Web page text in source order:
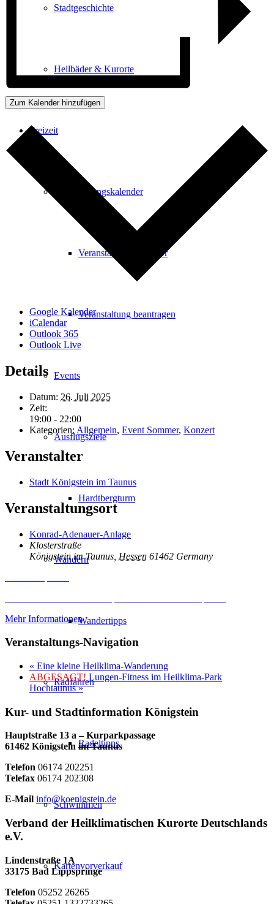
Stadtgeschichte
Heilbäder & Kurorte
Freizeit
Veranstaltungskalender
Veranstaltungskalender
Veranstaltung beantragen
Events
Ausflugsziele
Hardtbergturm
Wandern
Wandertipps
Radfahren
Radeltipps
Schwimmen
Kartenvorverkauf
Zum Kalender hinzufügen
Google Kalender
iCalendar
Outlook 365
Outlook Live
Details
Datum: 26. Juli 2025
Zeit:
19:00 - 22:00
Kategorien: Allgemein, Event Sommer, Konzert
Veranstalter
Stadt Königstein im Taunus
Veranstaltungsort
Konrad-Adenauer-Anlage
Klosterstraße
Königstein im Taunus Hessen 61462 Germany
Mehr Informationen
Veranstaltungs-Navigation
« Eine kleine Heilklima-Wanderung
ABGESAGT! Lungen-Fitness im Heilklima-Park
Hochtaunus»
Kur- und Stadtinformation Königstein
Hauptstraße 13 a – Kurparkpassage
61462 Königstein im Taunus
Telefon 06174 202251
Telefax 06174 202308
E-Mail info@koenigstein.de
Verband der Heilklimatischen Kurorte Deutschlands
e.V.
Lindenstraße 1A
33175 Bad Lippspringe
Telefon 05252 26265